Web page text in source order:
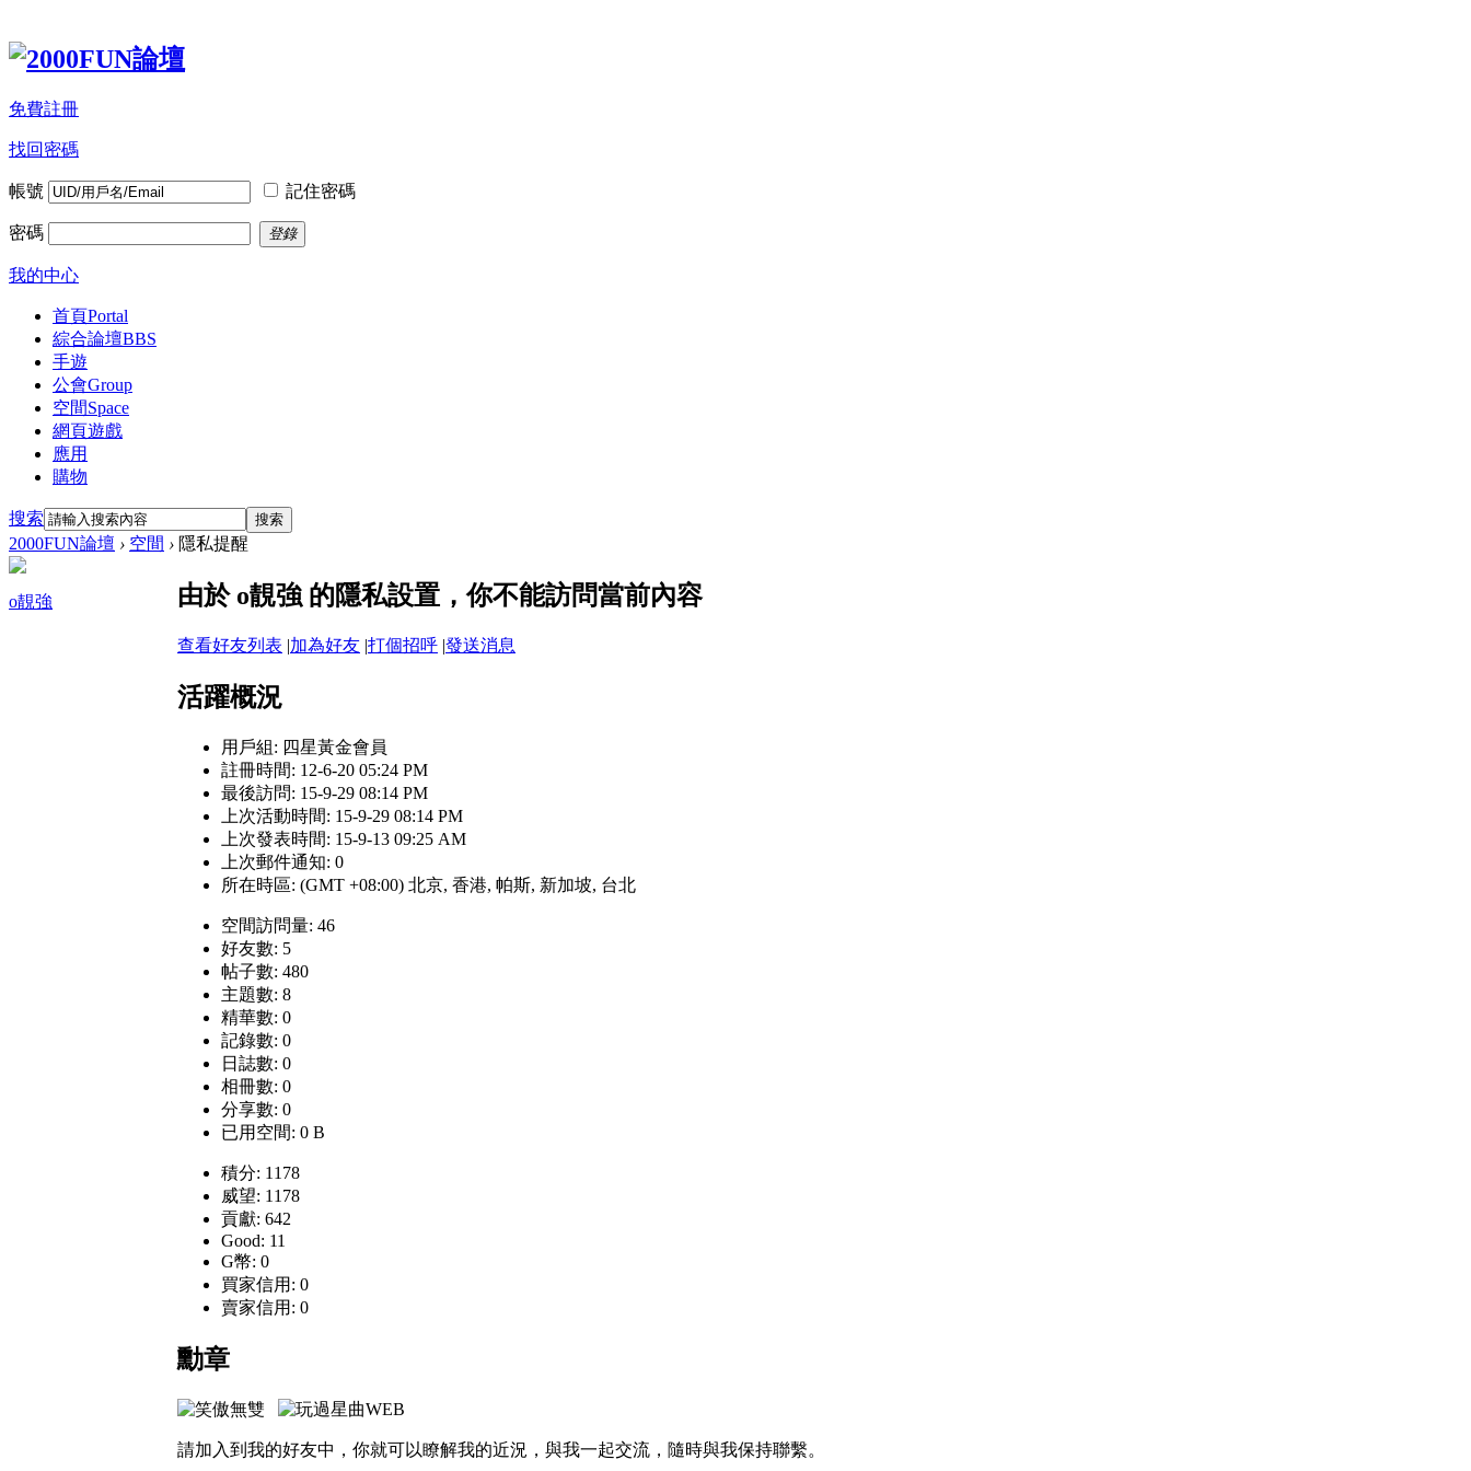
免費註冊
找回密碼
帳號 記住密碼
密碼 登錄
我的中心
首頁Portal
綜合論壇BBS
手遊
公會Group
空間Space
網頁遊戲
應用
購物
搜索 搜索
2000FUN論壇 › 空間 › 隱私提醒
o靚強 由於 o靚強 的隱私設置，你不能訪問當前內容
查看好友列表 |加為好友 |打個招呼 |發送消息
活躍概況
用戶組: 四星黃金會員
註冊時間: 12-6-20 05:24 PM
最後訪問: 15-9-29 08:14 PM
上次活動時間: 15-9-29 08:14 PM
上次發表時間: 15-9-13 09:25 AM
上次郵件通知: 0
所在時區: (GMT +08:00) 北京, 香港, 帕斯, 新加坡, 台北
空間訪問量: 46
好友數: 5
帖子數: 480
主題數: 8
精華數: 0
記錄數: 0
日誌數: 0
相冊數: 0
分享數: 0
已用空間: 0 B
積分: 1178
威望: 1178
貢獻: 642
Good: 11
G幣: 0
買家信用: 0
賣家信用: 0
勳章
請加入到我的好友中，你就可以瞭解我的近況，與我一起交流，隨時與我保持聯繫。